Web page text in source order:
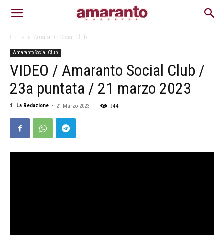
Home Amaranto Social Club
Amaranto Social Club
VIDEO / Amaranto Social Club /
23a puntata / 21 marzo 2023
di La Redazione - 21 Marzo 2023 144